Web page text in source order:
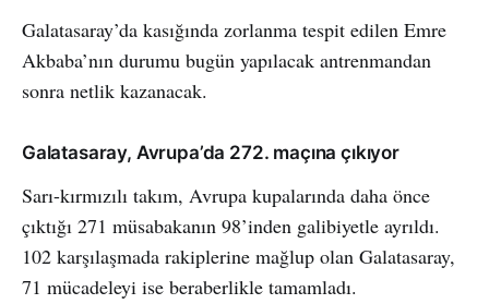
Galatasaray’da kasığında zorlanma tespit edilen Emre
Akbaba’nın durumu bugün yapılacak antrenmandan
sonra netlik kazanacak.
Galatasaray, Avrupa’da 272. maçına çıkıyor
Sarı-kırmızılı takım, Avrupa kupalarında daha önce
çıktığı 271 müsabakanın 98’inden galibiyetle ayrıldı.
102 karşılaşmada rakiplerine mağlup olan Galatasaray,
71 mücadeleyi ise beraberlikle tamamladı.